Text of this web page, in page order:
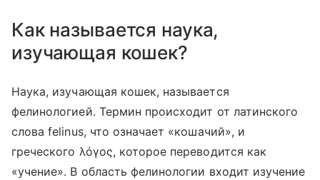
Как называется наука,
изучающая кошек?
Наука, изучающая кошек, называется
фелинологией. Термин происходит от латинского
слова felinus, что означает «кошачий», и
греческого λόγος, которое переводится как
«учение». В область фелинологии входит изучение